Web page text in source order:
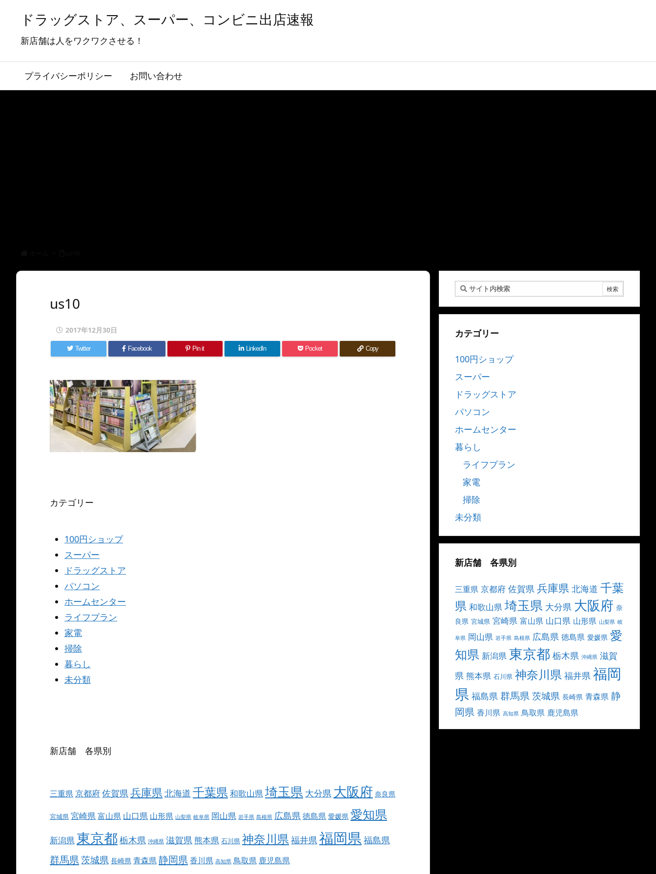
ドラッグストア、スーパー、コンビニ出店速報
新店舗は人をワクワクさせる！
プライバシーポリシー お問い合わせ
us10
2017年12月30日
Twitter Facebook Pin it LinkedIn Pocket Copy
カテゴリー
100円ショップ
スーパー
ドラッグストア
パソコン
ホームセンター
ライフプラン
家電
掃除
暮らし
未分類
新店舗 各県別
三重県京都府佐賀県 兵庫県北海道 千葉県 和歌山県 埼玉県 大分県 大阪府 奈良県
宮城県 宮崎県 富山県 山口県 山形県 山梨県 岐阜県 岡山県 岩手県 島根県 広島県 徳島県 愛媛県 愛知県
新潟県 東京都 栃木県 沖縄県 滋賀県 熊本県 石川県 神奈川県 福井県 福岡県福島県
群馬県茨城県 長崎県 青森県静岡県 香川県 高知県 鳥取県 鹿児島県
カテゴリー
100円ショップ
スーパー
ドラッグストア
パソコン
ホームセンター
暮らし
ライフプラン
家電
掃除
未分類
新店舗 各県別
三重県 京都府 佐賀県 兵庫県 北海道 千葉
県 和歌山県 埼玉県 大分県 大阪府 奈
良県 宮城県 宮崎県 富山県 山口県 山形県 山梨県 岐
阜県 岡山県 岩手県 島根県 広島県 徳島県 愛媛県 愛
知県 新潟県 東京都 栃木県 沖縄県 滋賀
県 熊本県 石川県 神奈川県 福井県 福岡
県 福島県 群馬県茨城県 長崎県 青森県 静
岡県 香川県 高知県 鳥取県 鹿児島県